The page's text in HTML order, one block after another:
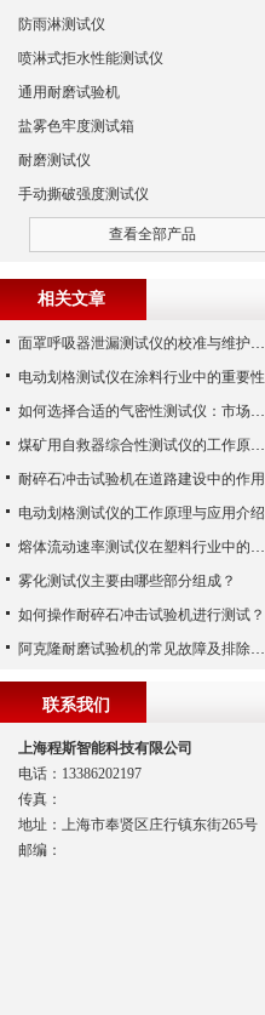
防雨淋测试仪
喷淋式拒水性能测试仪
通用耐磨试验机
盐雾色牢度测试箱
耐磨测试仪
手动撕破强度测试仪
查看全部产品
相关文章
面罩呼吸器泄漏测试仪的校准与维护技巧
电动划格测试仪在涂料行业中的重要性
如何选择合适的气密性测试仪：市场指南
煤矿用自救器综合性测试仪的工作原理与功能解析
耐碎石冲击试验机在道路建设中的作用
电动划格测试仪的工作原理与应用介绍
熔体流动速率测试仪在塑料行业中的应用
雾化测试仪主要由哪些部分组成？
如何操作耐碎石冲击试验机进行测试？
阿克隆耐磨试验机的常见故障及排除方法
联系我们
上海程斯智能科技有限公司
电话：13386202197
传真：
地址：上海市奉贤区庄行镇东街265号
邮编：